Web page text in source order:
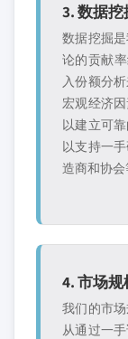
3. 数据
数据挖掘
论的贡献
入份额分
宏观经济
以建立可
以支持一
造商和协会
4. 市场
我们的市
从通过一